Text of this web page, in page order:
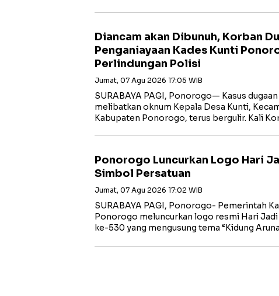
Diancam akan Dibunuh, Korban
Penganiayaan Kades Kunti
Perlindungan Polisi
Jumat, 07 Agu 2026 17:05 WIB
SURABAYA PAGI, Ponorogo— Kasus
melibatkan oknum Kepala Desa Kunti,
Kabupaten Ponorogo, terus bergulir. Kali
Ponorogo Luncurkan Logo Hari
Simbol Persatuan
Jumat, 07 Agu 2026 17:02 WIB
SURABAYA PAGI, Ponorogo- Pemerintah
Ponorogo meluncurkan logo resmi Hari
ke-530 yang mengusung tema “Kidung